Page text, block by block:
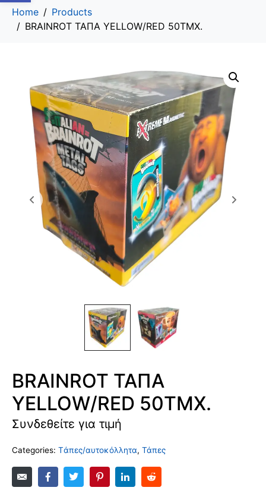
Home
Products
BRAINROT ΤΑΠΑ YELLOW/RED 50ΤΜΧ.
BRAINROT ΤΑΠΑ
YELLOW/RED 50ΤΜΧ.
Συνδεθείτε για τιμή
Categories: Tάπες/αυτοκόλλητα, Τάπες